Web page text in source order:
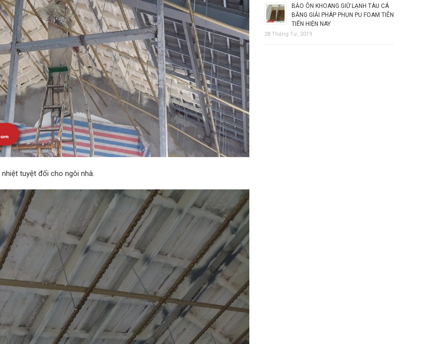
nhiệt tuyệt đối cho ngôi nhà.
BẢO ÔN KHOANG GIỮ LẠNH TÀU CÁ
BẰNG GIẢI PHÁP PHUN PU FOAM TIÊN
TIẾN HIỆN NAY
28 Tháng Tư, 2019